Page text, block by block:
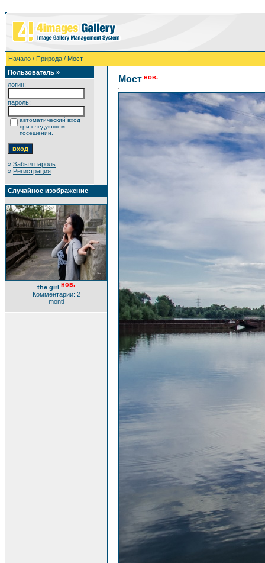
Начало / Природа / Мост
Пользователь »
логин:
пароль:
автоматический вход
при следующем
посещении.
» Забыл пароль
» Регистрация
Случайное изображение
the girl нов.
Комментарии: 2
monti
Мост нов.